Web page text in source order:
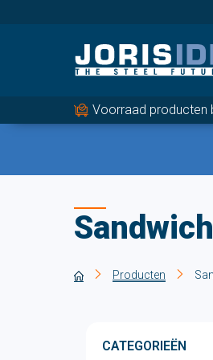
Voorraad producten
Producten
CATEGORIEËN